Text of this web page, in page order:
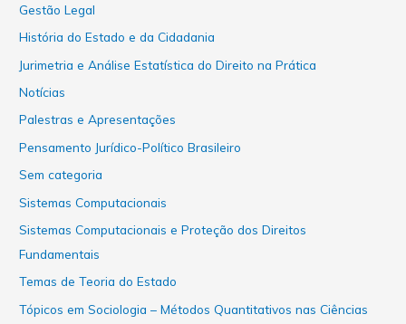
Gestão Legal
História do Estado e da Cidadania
Jurimetria e Análise Estatística do Direito na Prática
Notícias
Palestras e Apresentações
Pensamento Jurídico-Político Brasileiro
Sem categoria
Sistemas Computacionais
Sistemas Computacionais e Proteção dos Direitos
Fundamentais
Temas de Teoria do Estado
Tópicos em Sociologia – Métodos Quantitativos nas Ciências